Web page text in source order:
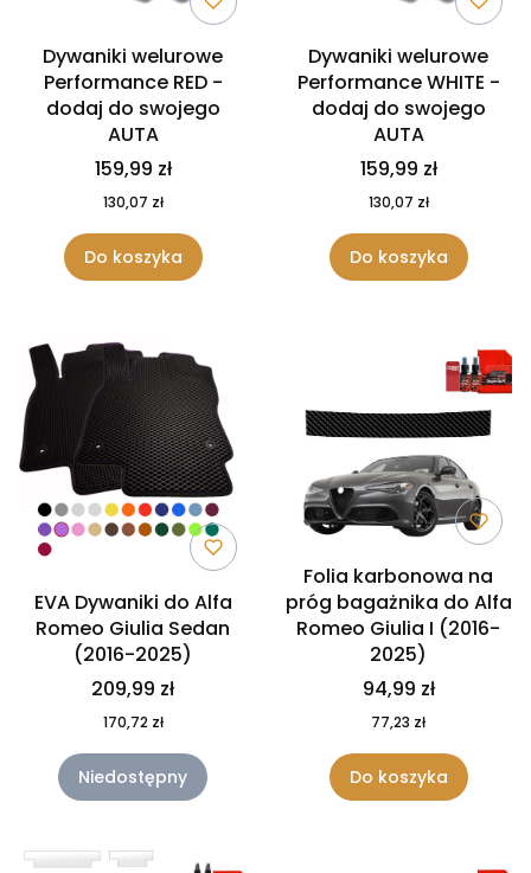
Dywaniki welurowe
Performance RED -
dodaj do swojego
AUTA
159,99 zł
130,07 zł
Do koszyka
Dywaniki welurowe
Performance WHITE -
dodaj do swojego
AUTA
159,99 zł
130,07 zł
Do koszyka
EVA Dywaniki do Alfa
Romeo Giulia Sedan
(2016-2025)
209,99 zł
170,72 zł
Niedostępny
Folia karbonowa na
próg bagażnika do Alfa
Romeo Giulia I (2016-
2025)
94,99 zł
77,23 zł
Do koszyka